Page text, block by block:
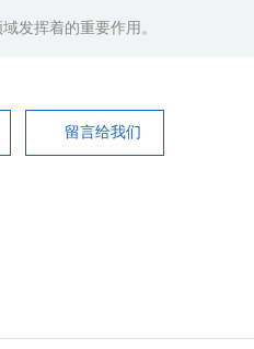
发挥着的重要作用。
留言给我们